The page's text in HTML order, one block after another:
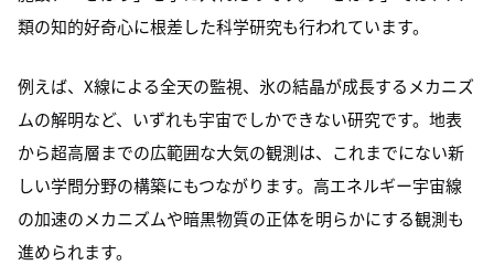
類の知的好奇心に根差した科学研究も行われています。
例えば、X線による全天の監視、氷の結晶が成長するメカニズ
ムの解明など、いずれも宇宙でしかできない研究です。地表
から超高層までの広範囲な大気の観測は、これまでにない新
しい学問分野の構築にもつながります。高エネルギー宇宙線
の加速のメカニズムや暗黒物質の正体を明らかにする観測も
進められます。